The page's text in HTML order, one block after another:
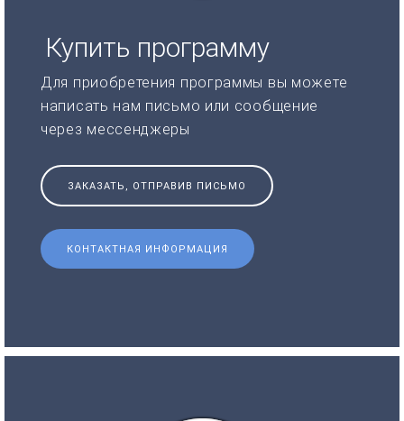
Купить программу
Для приобретения программы вы можете
написать нам письмо или сообщение
через мессенджеры
ЗАКАЗАТЬ, ОТПРАВИВ ПИСЬМО
КОНТАКТНАЯ ИНФОРМАЦИЯ